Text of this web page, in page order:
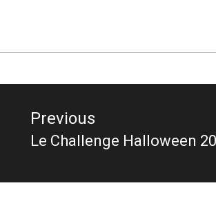
l’article
Previous
Previous
Le Challenge Halloween